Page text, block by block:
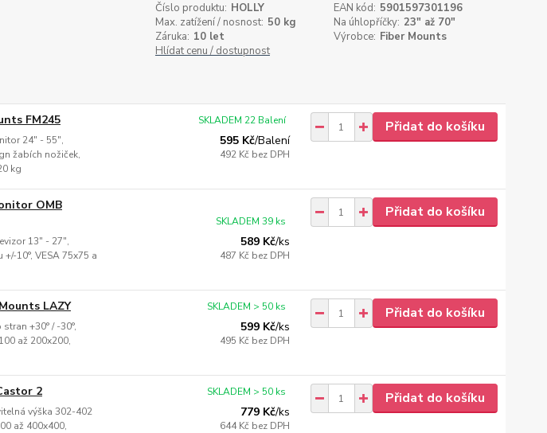
Číslo produktu: HOLLY EAN kód: 5901597301196
Max. zatížení / nosnost: 50 kg Na úhlopříčky: 23" až 70"
Záruka: 10 let Výrobce: Fiber Mounts
Hlídat cenu / dostupnost
FM245
24" - 55",
žabích nožiček,
kg
595 Kč/Balení
492 Kč bez DPH
SKLADEM 22 Balení Přidat do košíku
OMB
13" - 27",
10°, VESA 75x75 a
589 Kč/ks
487 Kč bez DPH
SKLADEM 39 ks
Přidat do košíku
LAZY
+30° / -30°,
až 200x200,
599 Kč/ks
495 Kč bez DPH
SKLADEM > 50 ks Přidat do košíku
2
výška 302-402
až 400x400,
779 Kč/ks
644 Kč bez DPH
SKLADEM > 50 ks Přidat do košíku